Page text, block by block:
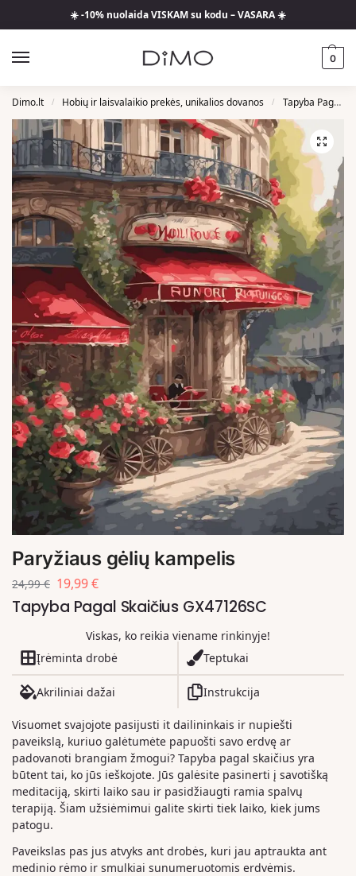
☀️ -10% nuolaida VISKAM su kodu – VASARA ☀️
0
Dimo.lt / Hobių ir laisvalaikio prekės, unikalios dovanos / Tapyba Pagal Skaičius
Paryžiaus gėlių kampelis
24,99€ 19,99€
Tapyba Pagal Skaičius GX47126SC
Viskas, ko reikia viename rinkinyje!
Įrėminta drobė
Teptukai
Akriliniai dažai Instrukcija
Visuomet svajojote pasijusti it dailininkais ir nupiešti
paveikslą, kuriuo galėtumėte papuošti savo erdvę ar
padovanoti brangiam žmogui? Tapyba pagal skaičius yra
būtent tai, ko jūs ieškojote. Jūs galėsite pasinerti į savotišką
meditaciją, skirti laiko sau ir pasidžiaugti ramia spalvų
terapiją. Šiam užsiėmimui galite skirti tiek laiko, kiek jums
patogu.
Paveikslas pas jus atvyks ant drobės, kuri jau aptraukta ant
medinio rėmo ir smulkiai sunumeruotomis erdvėmis.